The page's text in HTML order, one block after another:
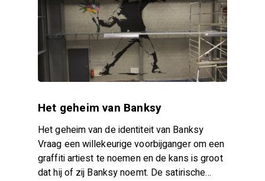
Het geheim van Banksy
Het geheim van de identiteit van Banksy
Vraag een willekeurige voorbijganger om een
graffiti artiest te noemen en de kans is groot
dat hij of zij Banksy noemt. De satirische…